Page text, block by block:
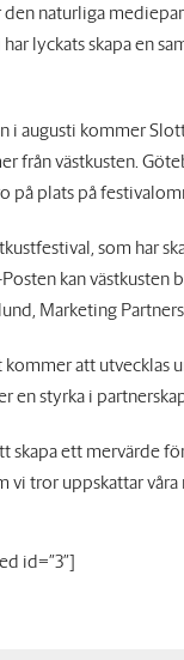
naturliga
lyckats skapa en
i augusti kommer
från västkusten.
på plats på
som har
kan västkusten
Marketing
att utvecklas
en styrka i
skapa ett mervärde
vi tror uppskattar
id="3"]